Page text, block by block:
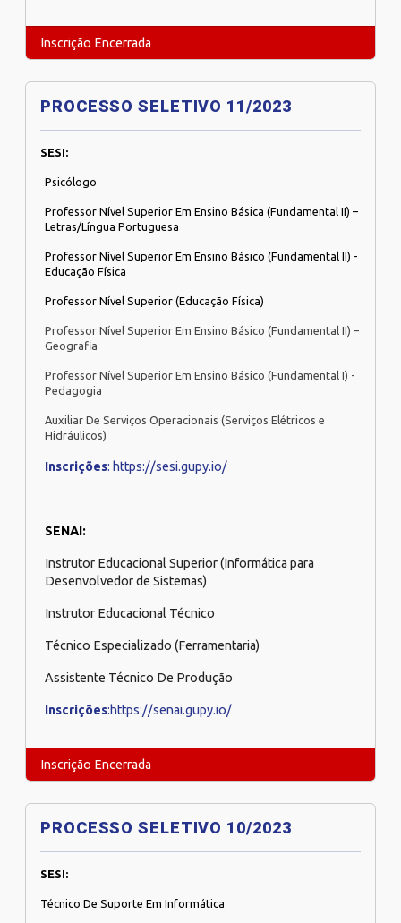
Inscrição Encerrada
PROCESSO SELETIVO 11/2023
SESI:
Psicólogo
Professor Nível Superior Em Ensino Básica (Fundamental II) –
Letras/Língua Portuguesa
Professor Nível Superior Em Ensino Básico (Fundamental II) -
Educação Física
Professor Nível Superior (Educação Física)
Professor Nível Superior Em Ensino Básico (Fundamental II) –
Geografia
Professor Nível Superior Em Ensino Básico (Fundamental I) -
Pedagogia
Auxiliar De Serviços Operacionais (Serviços Elétricos e
Hidráulicos)
Inscrições: https://sesi.gupy.io/
SENAI:
Instrutor Educacional Superior (Informática para
Desenvolvedor de Sistemas)
Instrutor Educacional Técnico
Técnico Especializado (Ferramentaria)
Assistente Técnico De Produção
Inscrições:https://senai.gupy.io/
Inscrição Encerrada
PROCESSO SELETIVO 10/2023
SESI:
Técnico De Suporte Em Informática